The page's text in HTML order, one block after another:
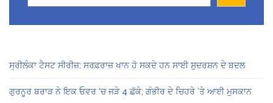
ਸ੍ਰੀਲੰਕਾ ਟੈਸਟ ਸੀਰੀਜ਼: ਸਰਫ਼ਰਾਜ਼ ਖਾਨ ਹੋ ਸਕਦੇ ਹਨ ਸਾਈ ਸੁਦਰਸ਼ਨ ਦੇ ਬਦਲ
ਗੁਰਨੂਰ ਬਰਾੜ ਨੇ ਇਕ ਓਵਰ ‘ਚ ਜੜੇ 4 ਛੱਕੇ; ਗੰਭੀਰ ਦੇ ਚਿਹਰੇ ’ਤੇ ਆਈ ਮੁਸਕਾਨ